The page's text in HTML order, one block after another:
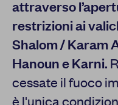
attraverso
restrizioni ai
Shalom / Karam
Hanoun e Karni.
cessate il fuoco
è l'unica